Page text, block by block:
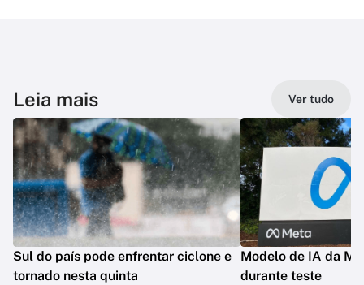
Leia mais Ver tudo
Sul do país pode enfrentar ciclone e
tornado nesta quinta
Modelo de IA da
durante teste